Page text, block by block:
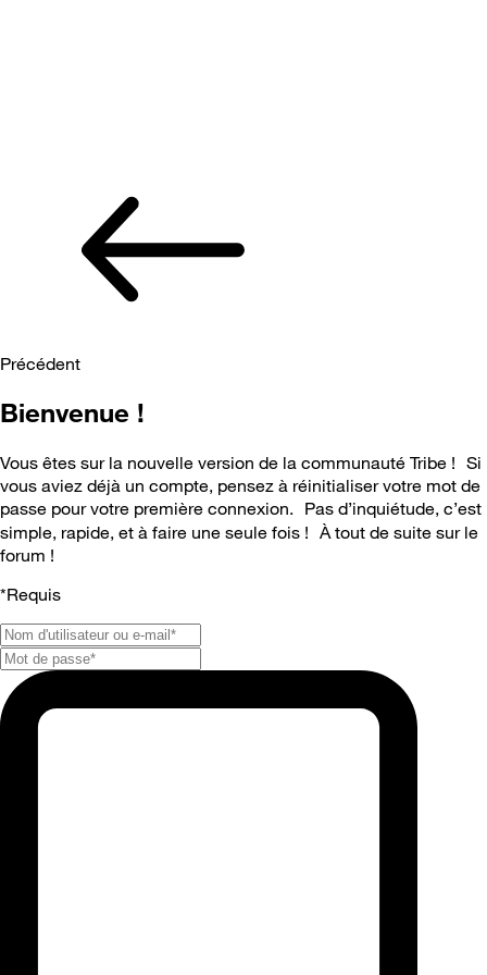
Précédent
Bienvenue !
Vous êtes sur la nouvelle version de la communauté Tribe ! Si
vous aviez déjà un compte, pensez à réinitialiser votre mot de
passe pour votre première connexion. Pas d’inquiétude, c’est
simple, rapide, et à faire une seule fois ! À tout de suite sur le
forum !
*Requis